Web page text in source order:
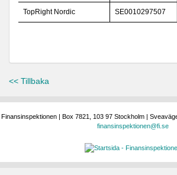
TopRight Nordic SE0010297507
<< Tillbaka
Finansinspektionen | Box 7821, 103 97 Stockholm |
finansinspektionen@fi.se